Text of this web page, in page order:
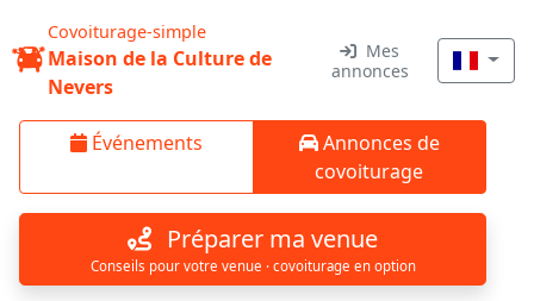
Covoiturage-simple
Maison de la Culture de
Nevers
Mes
annonces
Événements
Annonces de
covoiturage
Préparer ma venue
Conseils pour votre venue · covoiturage en option